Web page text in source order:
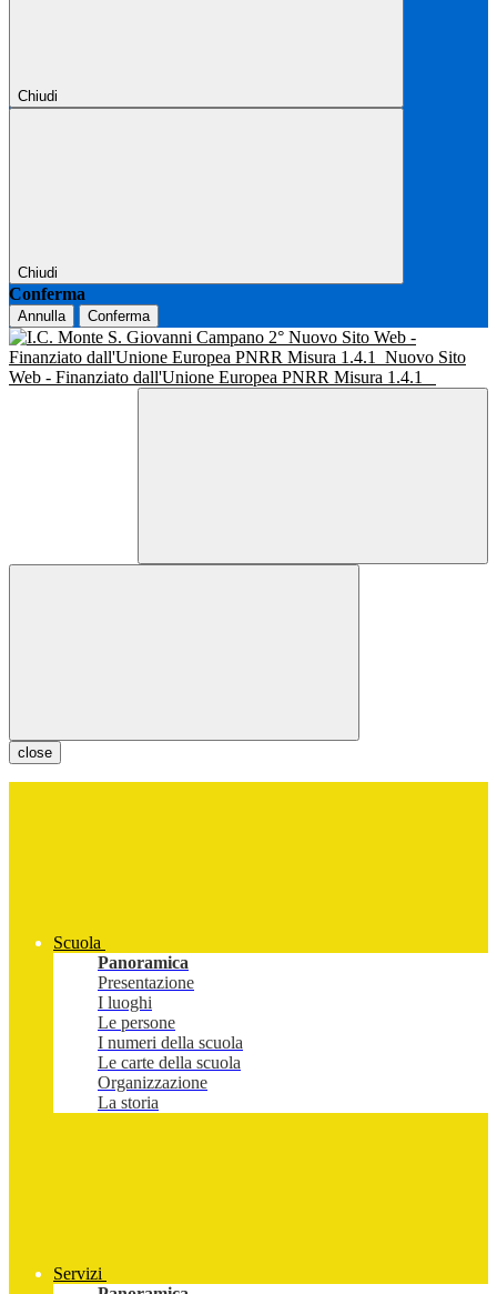
Chiudi
Chiudi
Conferma
Annulla Conferma
Nuovo Sito Web -
Finanziato dall'Unione Europea PNRR Misura 1.4.1
Nuovo Sito
Web - Finanziato dall'Unione Europea PNRR Misura 1.4.1
close
Scuola
Panoramica
Presentazione
I luoghi
Le persone
I numeri della scuola
Le carte della scuola
Organizzazione
La storia
Servizi